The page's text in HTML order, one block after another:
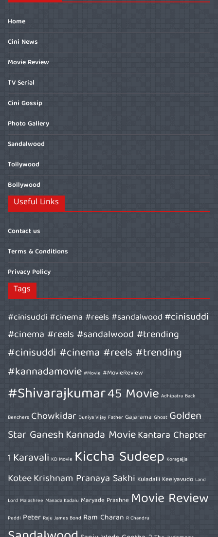
Home
Cini News
Movie Review
TV Serial
Cini Gossip
Photo Gallery
Sandalwood
Tollywood
Bollywood
Useful Links
Contact us
Terms & Conditions
Privacy Policy
Tags
#cinisuddi #cinema #reels #sandalwood#cinisuddi
#cinema #reels #sandalwood #trending
#cinisuddi #cinema #reels #trending
#kannadamovie #Movie #MovieReview
#Shivarajkumar45 Movie Adhipatra Back
Benchers Chowkidar Duniya Vijay Father Gajarama Ghost Golden
Star GaneshKannada MovieKantara Chapter
1 Karavali KD Movie Kiccha Sudeep Koragajja
KoteeKrishnam Pranaya Sakhi Kuladalli Keelyavudo Land
Lord Malashree Manada Kadalu Maryade Prashne Movie Review
Peddi Peter Raju James Bond Ram Charan R Chandru